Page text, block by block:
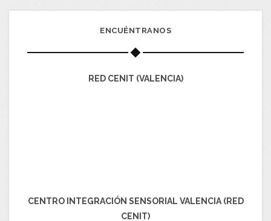
ENCUÉNTRANOS
RED CENIT (VALENCIA)
CENTRO INTEGRACIÓN SENSORIAL VALENCIA (RED
CENIT)